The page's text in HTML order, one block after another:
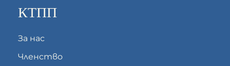
КТПП
За нас
Членство